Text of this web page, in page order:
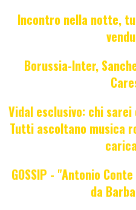
Incontro nella notte,
Borussia-Inter,
Vidal esclusivo: chi
Tutti ascoltano musica
GOSSIP - "Antonio
da